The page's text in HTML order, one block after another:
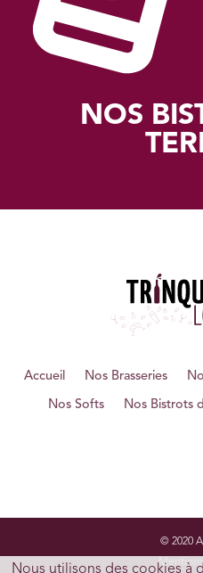
NOS
Accueil Nos Brasseries
Nos Softs Nos Bistrots
© 2020
Mentions
Nous utilisons des cookies à